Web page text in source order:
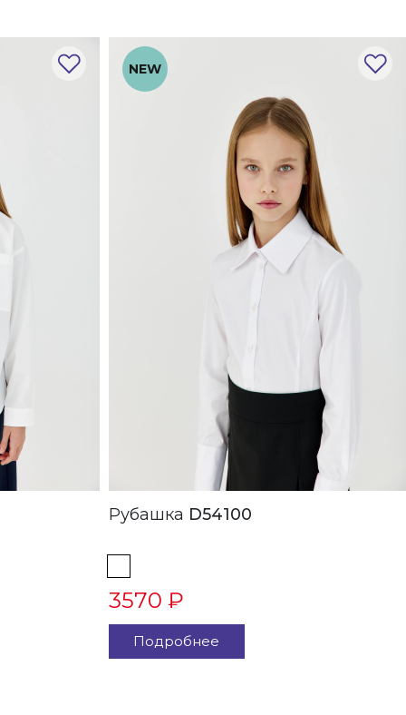
NEW
Рубашка D54100
3570 ₽
Подробнее